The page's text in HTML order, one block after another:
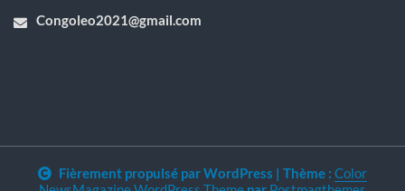
Congoleo2021@gmail.com
Fièrement propulsé par WordPress | Thème : Color